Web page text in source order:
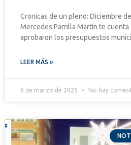
Cronicas de un pleno: Diciembre
Mercedes Parrilla Martín te cuenta
aprobaron los presupuestos
LEER MÁS »
6 de marzo de 2025 No hay